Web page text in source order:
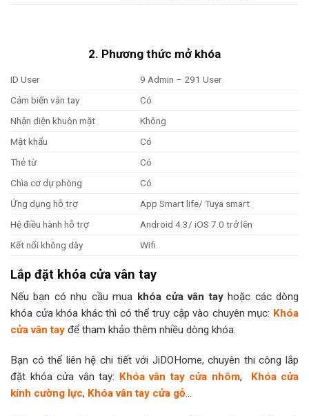
2. Phương thức mở khóa
ID User
9 Admin – 291 User
Cảm biến vân tay
Có
Nhận diện khuôn mặt
Không
Mật khẩu
Có
Thẻ từ
Có
Chìa cơ dự phòng
Có
Ứng dụng hỗ trợ
App Smart life/ Tuya smart
Hệ điều hành hỗ trợ
Android 4.3/ iOS 7.0 trở lên
Kết nối không dây
Wifi
Lắp đặt khóa cửa vân tay
Nếu bạn có nhu cầu mua khóa cửa vân tayhoặc các dòng
khóa cửa khóa khác thì có thể truy cập vào chuyên mục: Khóa
cửa vân tay để tham khảo thêm nhiều dòng khóa.
Bạn có thể liên hệ chi tiết với JiDOHome, chuyên thi công lắp
đặt khóa cửa vân tay: Khóa vân tay cửa nhôm, Khóa cửa
kính cường lực, Khóa vân tay cửa gỗ…